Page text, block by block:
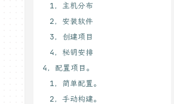
1，主机分布
2，安装软件
3，创建项目
4，秘钥安排
4，配置项目。
1，简单配置。
2，手动构建。